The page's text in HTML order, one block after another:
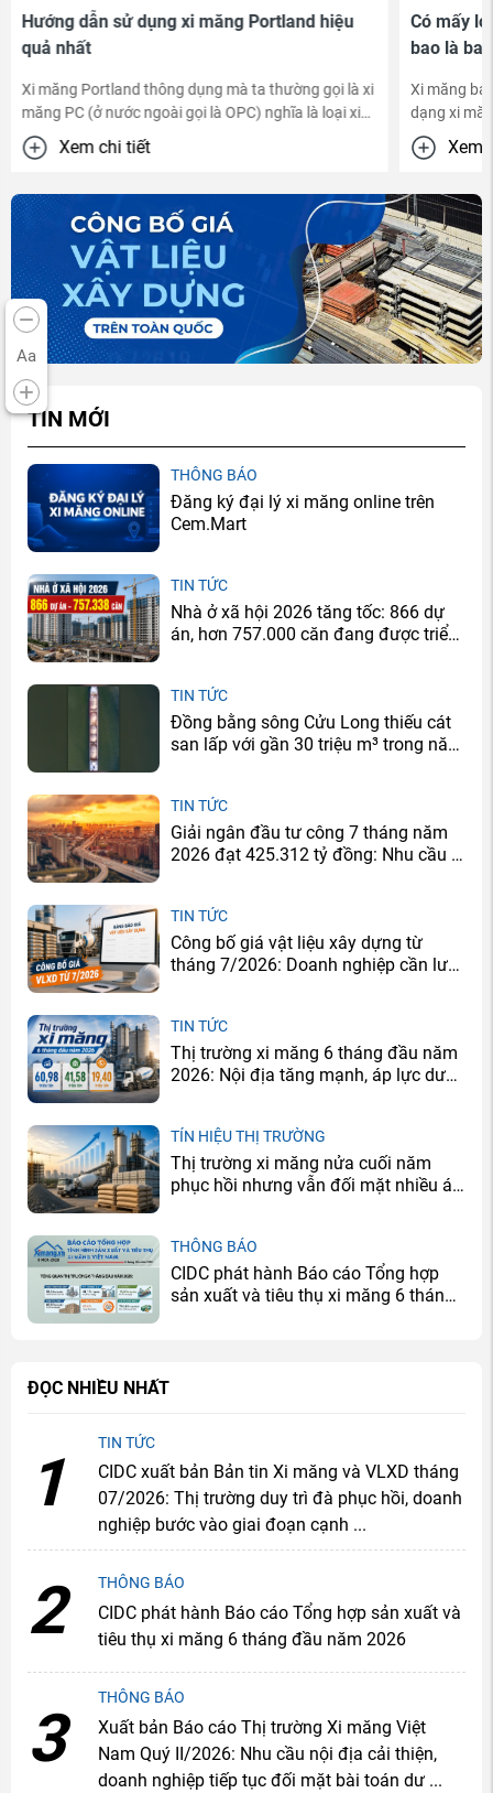
Aa
Hướng dẫn sử dụng xi măng Portland hiệu
quả nhất
Xi măng Portland thông dụng mà ta thường gọi là xi
măng PC (ở nước ngoài gọi là OPC) nghĩa là loại xi
măng ...
Xem chi tiết
Có mấy
bao là
Xi măng
dạng xi
Xem
TIN MỚI
THÔNG BÁO
Đăng ký đại lý xi măng online trên
Cem.Mart
TIN TỨC
Nhà ở xã hội 2026 tăng tốc: 866 dự
án, hơn 757.000 căn đang được triển
TIN TỨC
Đồng bằng sông Cửu Long thiếu cát
san lấp với gần 30 triệu m³ trong năm
TIN TỨC
Giải ngân đầu tư công 7 tháng năm
2026 đạt 425.312 tỷ đồng: Nhu cầu xi
TIN TỨC
Công bố giá vật liệu xây dựng từ
tháng 7/2026: Doanh nghiệp cần lưu
TIN TỨC
Thị trường xi măng 6 tháng đầu năm
2026: Nội địa tăng mạnh, áp lực dư
TÍN HIỆU THỊ TRƯỜNG
Thị trường xi măng nửa cuối năm
phục hồi nhưng vẫn đối mặt nhiều áp
THÔNG BÁO
CIDC phát hành Báo cáo Tổng hợp
sản xuất và tiêu thụ xi măng 6 tháng
ĐỌC NHIỀU NHẤT
1
TIN TỨC
CIDC xuất bản Bản tin Xi măng và VLXD tháng
07/2026: Thị trường duy trì đà phục hồi, doanh
nghiệp bước vào giai đoạn cạnh ...
2 THÔNG BÁO
CIDC phát hành Báo cáo Tổng hợp sản xuất và
tiêu thụ xi măng 6 tháng đầu năm 2026
3
THÔNG BÁO
Xuất bản Báo cáo Thị trường Xi măng Việt
Nam Quý II/2026: Nhu cầu nội địa cải thiện,
doanh nghiệp tiếp tục đối mặt bài toán dư ...